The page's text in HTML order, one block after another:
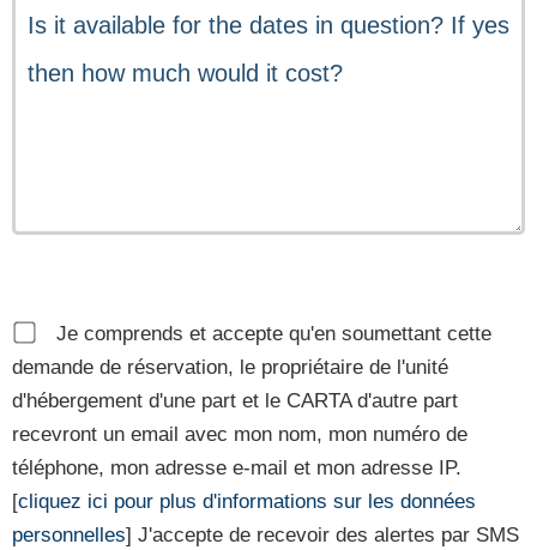
Je comprends et accepte qu'en soumettant cette
demande de réservation, le propriétaire de l'unité
d'hébergement d'une part et le CARTA d'autre part
recevront un email avec mon nom, mon numéro de
téléphone, mon adresse e-mail et mon adresse IP.
[cliquez ici pour plus d'informations sur les données
personnelles] J'accepte de recevoir des alertes par SMS